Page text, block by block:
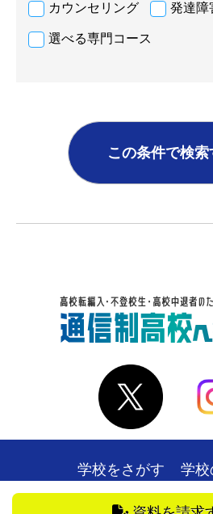
カウンセリング 発達障
選べる専門コース
この条件で検索
学校をさがす
学校
在校生・卒業生の声